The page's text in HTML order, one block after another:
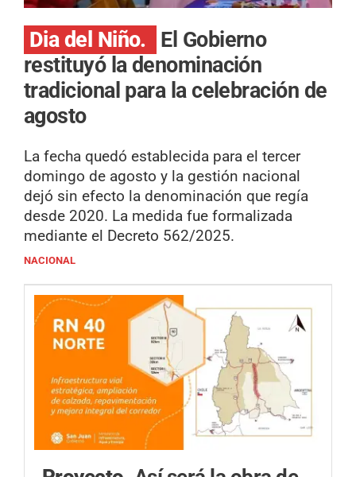
Dia del Niño.
El Gobierno
restituyó la denominación
tradicional para la celebración de
agosto
La fecha quedó establecida para el tercer
domingo de agosto y la gestión nacional
dejó sin efecto la denominación que regía
desde 2020. La medida fue formalizada
mediante el Decreto 562/2025.
NACIONAL